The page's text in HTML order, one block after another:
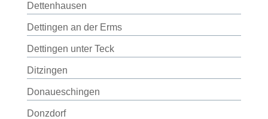
Dettenhausen
Dettingen an der Erms
Dettingen unter Teck
Ditzingen
Donaueschingen
Donzdorf